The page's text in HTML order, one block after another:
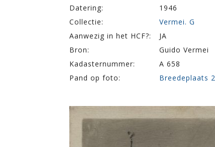
Datering:
1946
Collectie:
Vermei. G
Aanwezig in het HCF?:
JA
Bron:
Guido Vermei
Kadasternummer:
A 658
Pand op foto:
Breedeplaats 2